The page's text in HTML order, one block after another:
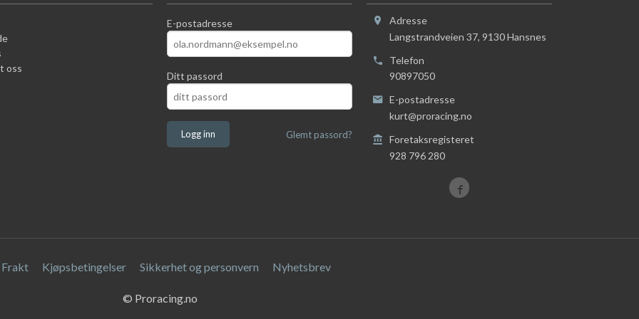
oss
E-postadresse
Ditt passord
Glemt passord?
Adresse
Langstrandveien 37, 9130Hansnes
Telefon
90897050
E-postadresse
kurt@proracing.no
Foretaksregisteret
928 796 280
Frakt Kjøpsbetingelser Sikkerhet og personvern Nyhetsbrev
© Proracing.no